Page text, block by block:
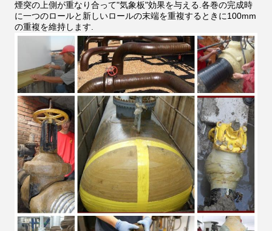
煙突の上側が重なり合って"気象板"効果を与える.各巻の完成時
に一つのロールと新しいロールの末端を重複するときに100mm
の重複を維持します.